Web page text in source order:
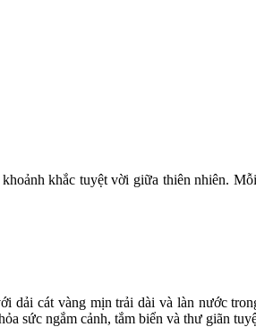
khắc tuyệt vời giữa thiên nhiên.
dải cát vàng mịn trải dài và làn nước
sức ngắm cảnh, tắm biển và thư giãn